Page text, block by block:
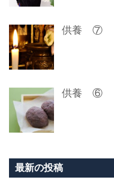
供養 ⑦
供養 ⑥
最新の投稿